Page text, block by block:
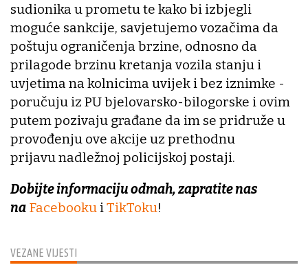
VEZANE VIJESTI
sudionika u prometu te kako bi izbjegli
moguće sankcije, savjetujemo vozačima da
poštuju ograničenja brzine, odnosno da
prilagode brzinu kretanja vozila stanju i
uvjetima na kolnicima uvijek i bez iznimke -
poručuju iz PU bjelovarsko-bilogorske i ovim
putem pozivaju građane da im se pridruže u
provođenju ove akcije uz prethodnu
prijavu nadležnoj policijskoj postaji.
Dobijte informaciju odmah, zapratite nas
na FacebookuiTikToku!